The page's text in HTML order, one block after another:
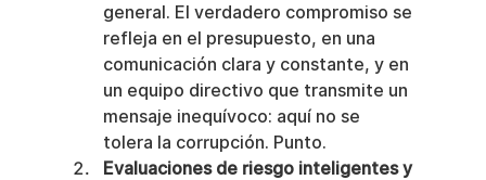
general. El verdadero compromiso se
refleja en el presupuesto, en una
comunicación clara y constante, y en
un equipo directivo que transmite un
mensaje inequívoco: aquí no se
tolera la corrupción. Punto.
Evaluaciones de riesgo inteligentes y